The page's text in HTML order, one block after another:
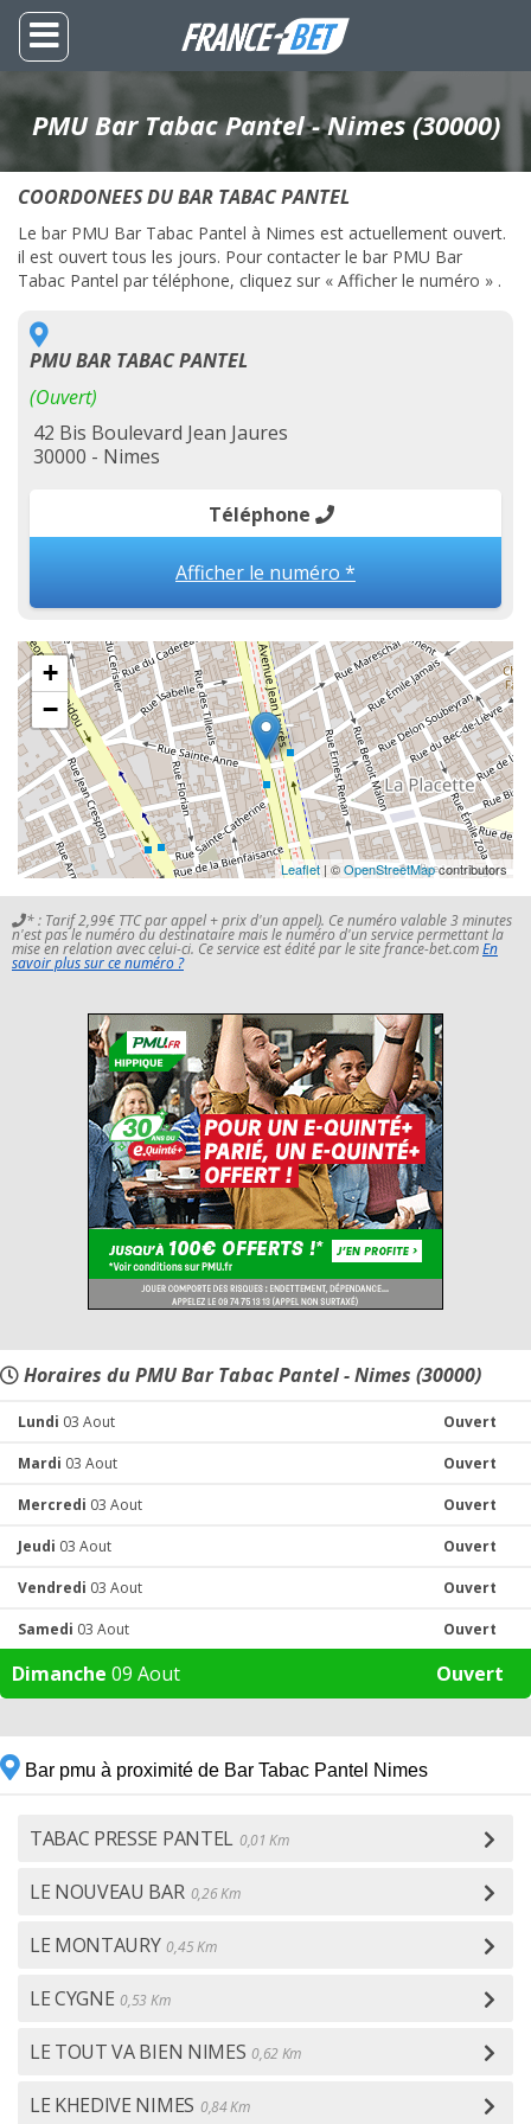
PMU Bar Tabac Pantel - Nimes (30000)
COORDONEES DU BAR TABAC PANTEL
Le bar PMU Bar Tabac Pantel à Nimes est actuellement ouvert.
il est ouvert tous les jours. Pour contacter le bar PMU Bar
Tabac Pantel par téléphone, cliquez sur « Afficher le numéro » .
PMU BAR TABAC PANTEL
(Ouvert)
42 Bis Boulevard Jean Jaures
30000 - Nimes
Téléphone
Afficher le numéro *
+
−
Leaflet | ©OpenStreetMapcontributors
* : Tarif 2,99€ TTC par appel + prix d'un appel). Ce numéro valable 3 minutes
n'est pas le numéro du destinataire mais le numéro d'un service permettant la
mise en relation avec celui-ci. Ce service est édité par le site france-bet.comEn
savoir plus sur ce numéro ?
Horaires du PMU Bar Tabac Pantel - Nimes (30000)
Lundi 03 Aout Ouvert
Mardi 03 Aout Ouvert
Mercredi 03 Aout Ouvert
Jeudi 03 Aout Ouvert
Vendredi 03 Aout Ouvert
Samedi 03 Aout Ouvert
Dimanche 09 Aout Ouvert
Bar pmu à proximité de Bar Tabac Pantel Nimes
TABAC PRESSE PANTEL 0,01 Km
LE NOUVEAU BAR 0,26 Km
LE MONTAURY 0,45 Km
LE CYGNE 0,53 Km
LE TOUT VA BIEN NIMES 0,62 Km
LE KHEDIVE NIMES 0,84 Km